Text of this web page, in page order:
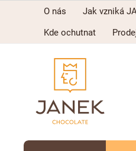
O nás Jak vzniká
Kde ochutnat